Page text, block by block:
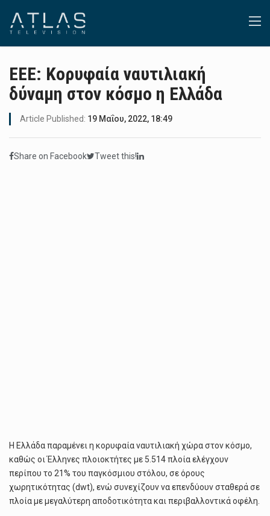
ΕΕΕ: Κορυφαία ναυτιλιακή
δύναμη στον κόσμο η Ελλάδα
Article Published: 19 Μαΐου, 2022, 18:49
Share on Facebook Tweet this!
Η Ελλάδα παραμένει η κορυφαία ναυτιλιακή χώρα στον κόσμο,
καθώς οι Έλληνες πλοιοκτήτες με 5.514 πλοία ελέγχουν
περίπου το 21% του παγκόσμιου στόλου, σε όρους
χωρητικότητας (dwt), ενώ συνεχίζουν να επενδύουν σταθερά σε
πλοία με μεγαλύτερη αποδοτικότητα και περιβαλλοντικά οφέλη.